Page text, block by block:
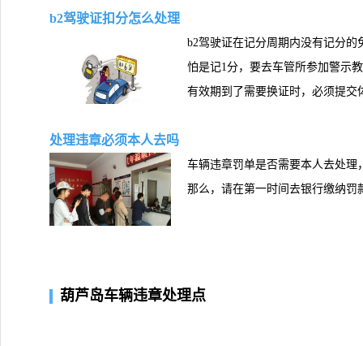
b2驾驶证扣分怎么处理
b2驾驶证在记分周期内没有记分
怕是记1分，要去车管所参加警示
有效期到了需要换证时，必须提交
处理违章必须本人去吗
车辆违章罚单是否需要本人去处
那么，请在第一时间去银行缴纳
葫芦岛车辆违章处理点